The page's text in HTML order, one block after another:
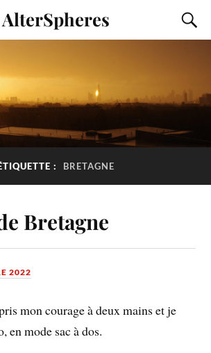
AlterSpheres
: BRETAGNE
Bretagne
2022
mon courage à deux mains et je
en mode sac à dos.